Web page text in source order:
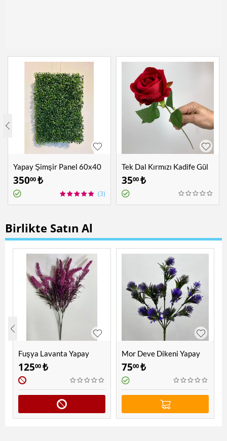
Yapay Şimşir Panel 60x40
cm
35000 ₺
(3)
Tek Dal Kırmızı Kadife Gül
3500 ₺
Birlikte Satın Al
Fuşya Lavanta Yapay
Çiçek
12500 ₺
Mor Deve Dikeni Yapay
Bitki
7500 ₺